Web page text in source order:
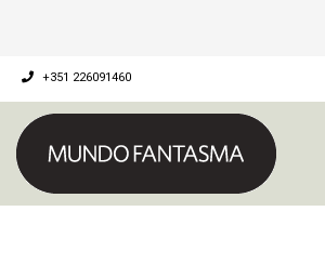
+351 226091460